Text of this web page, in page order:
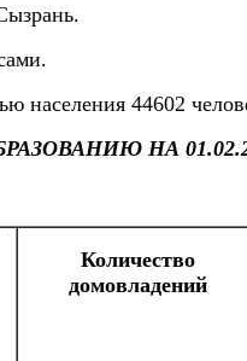
населения 44602
НА
Количество
домовладений